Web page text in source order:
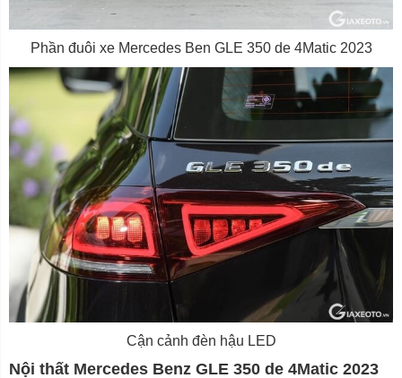
Phần đuôi xe Mercedes Ben GLE 350 de 4Matic 2023
Cận cảnh đèn hậu LED
Nội thất Mercedes Benz GLE 350 de 4Matic 2023